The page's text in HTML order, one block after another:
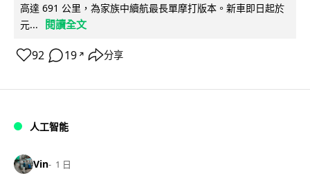
高達 691 公里，為家族中續航最長單摩打版本。新車即日起於
元...
閱讀全文
92 19 ↗ 分享
人工智能
Vin 1 日